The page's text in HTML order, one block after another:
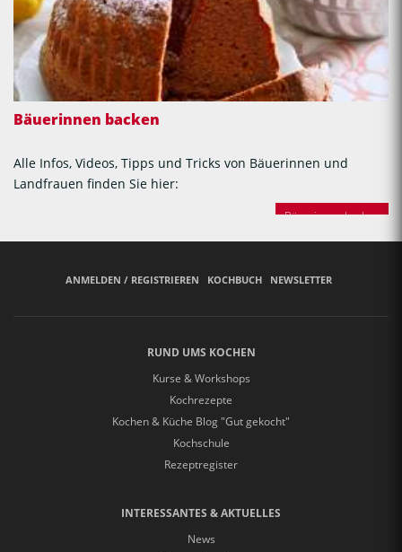
Bäuerinnen backen
Alle Infos, Videos, Tipps und Tricks von Bäuerinnen und
Landfrauen finden Sie hier:
Bäuerinnen backen
ANMELDEN / REGISTRIEREN KOCHBUCH NEWSLETTER
RUND UMS KOCHEN
Kurse & Workshops
Kochrezepte
Kochen & Küche Blog "Gut gekocht"
Kochschule
Rezeptregister
INTERESSANTES & AKTUELLES
News